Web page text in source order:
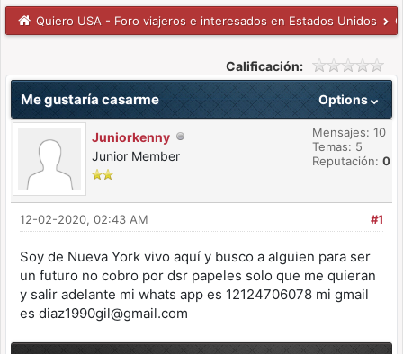
Quiero USA - Foro viajeros e interesados en Estados Unidos
Calificación:
Options
Me gustaría casarme
Juniorkenny
Junior Member
Mensajes: 10
Temas: 5
Reputación: 0
#1
12-02-2020, 02:43 AM
Soy de Nueva York vivo aquí y busco a alguien para ser
un futuro no cobro por dsr papeles solo que me quieran
y salir adelante mi whats app es 12124706078 mi gmail
es diaz1990gil@gmail.com